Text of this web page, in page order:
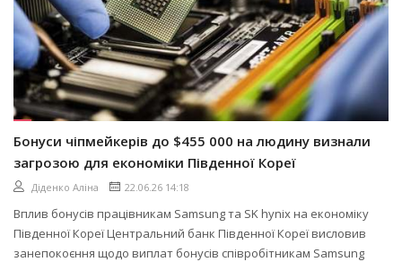
Бонуси чіпмейкерів до $455 000 на людину визнали
загрозою для економіки Південної Кореї
Діденко Аліна 22.06.26 14:18
Вплив бонусів працівникам Samsung та SK hynix на економіку
Південної Кореї Центральний банк Південної Кореї висловив
занепокоєння щодо виплат бонусів співробітникам Samsung